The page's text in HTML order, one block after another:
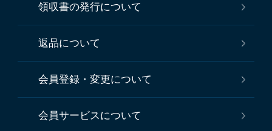
領収書の発行について
返品について
会員登録・変更について
会員サービスについて